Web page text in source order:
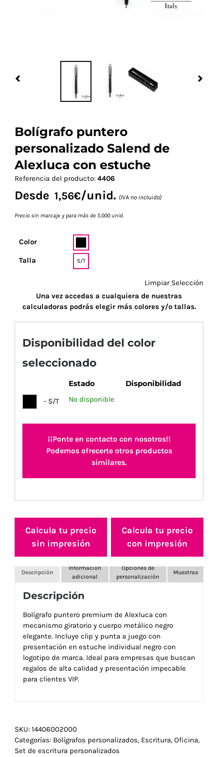
Bolígrafo puntero
personalizado Salend de
Alexluca con estuche
Referencia del producto: 4406
Desde 1,56€/unid. (IVA no incluido)
Precio sin marcaje y para más de 5.000 unid.
Color
Talla S/T
Limpiar Selección
Una vez accedas a cualquiera de nuestras
calculadoras podrás elegir más colores y/o tallas.
Disponibilidad del color
seleccionado
Estado Disponibilidad
- S/T No disponible
¡¡Ponte en contacto con nosotros!!
Podemos ofrecerte otros productos
similares.
Calcula tu precio
sin impresión
Calcula tu precio
con impresión
Descripción
Información
adicional
Opciones de
personalización
Muestras
Descripción
Bolígrafo puntero premium de Alexluca con
mecanismo giratorio y cuerpo metálico negro
elegante. Incluye clip y punta a juego con
presentación en estuche individual negro con
logotipo de marca. Ideal para empresas que buscan
regalos de alta calidad y presentación impecable
para clientes VIP.
SKU: 14406002000
Categorías: Bolígrafos personalizados, Escritura, Oficina,
Set de escritura personalizados